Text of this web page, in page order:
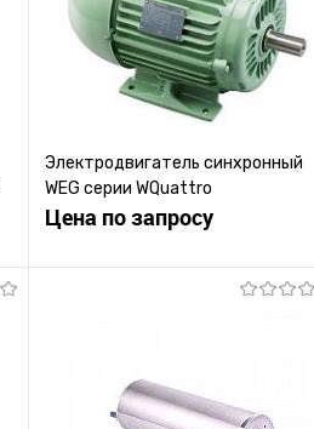
Электродвигатель синхронный
WEG серии WQuattro
Цена по запросу
Запросить цену
В избранное
Под заказ